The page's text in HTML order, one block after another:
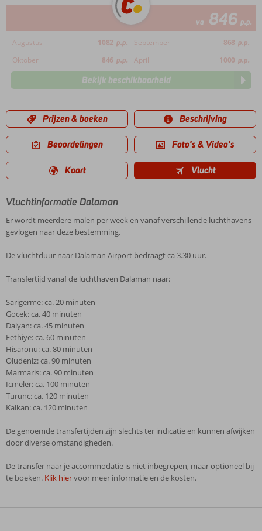
va 846 p.p.
Augustus 1082 p.p. September 868 p.p.
Oktober
846 p.p. April 1000 p.p.
Bekijk beschikbaarheid
Prijzen & boeken Beschrijving
Beoordelingen Foto's & Video's
Kaart Vlucht
Vluchtinformatie Dalaman
Er wordt meerdere malen per week en vanaf verschillende luchthavens
gevlogen naar deze bestemming.
De vluchtduur naar Dalaman Airport bedraagt ca 3.30 uur.
Transfertijd vanaf de luchthaven Dalaman naar:
Sarigerme: ca. 20 minuten
Gocek: ca. 40 minuten
Dalyan: ca. 45 minuten
Fethiye: ca. 60 minuten
Hisaronu: ca. 80 minuten
Oludeniz: ca. 90 minuten
Marmaris: ca. 90 minuten
Icmeler: ca. 100 minuten
Turunc: ca. 120 minuten
Kalkan: ca. 120 minuten
De genoemde transfertijden zijn slechts ter indicatie en kunnen afwijken
door diverse omstandigheden.
De transfer naar je accommodatie is niet inbegrepen, maar optioneel bij
te boeken. Klik hiervoor meer informatie en de kosten.